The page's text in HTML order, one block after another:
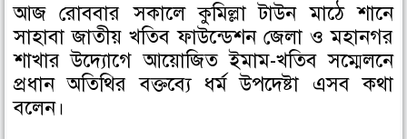
b
o
k
t
r
e
আজ রোববার সকালে কুমিল্লা টাউন মাঠে শানে
সাহাবা জাতীয় খতিব ফাউন্ডেশন জেলা ও মহানগর
শাখার উদ্যোগে আয়োজিত ইমাম-খতিব সম্মেলনে
প্রধান অতিথির বক্তব্যে ধর্ম উপদেষ্টা এসব কথা
বলেন।